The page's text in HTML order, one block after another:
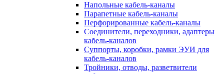
Напольные кабель-каналы
Парапетные кабель-каналы
Перфорированные кабель-каналы
Соединители, переходники, адаптеры
кабель-каналов
Суппорты, коробки, рамки ЭУИ для
кабель-каналов
Тройники, отводы, разветвители